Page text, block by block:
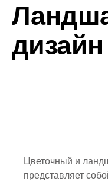
дизайн
Цветочный и
представляет